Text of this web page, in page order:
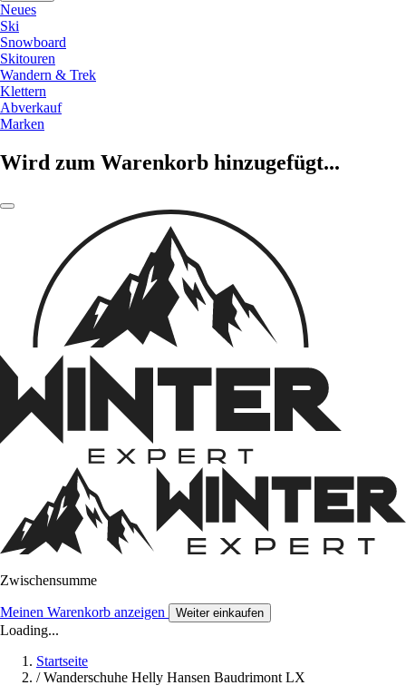
Neues
Ski
Snowboard
Skitouren
Wandern & Trek
Klettern
Abverkauf
Marken
Wird zum Warenkorb hinzugefügt...
Zwischensumme
Meinen Warenkorb anzeigen Weiter einkaufen
Loading...
Startseite
/ Wanderschuhe Helly Hansen Baudrimont LX